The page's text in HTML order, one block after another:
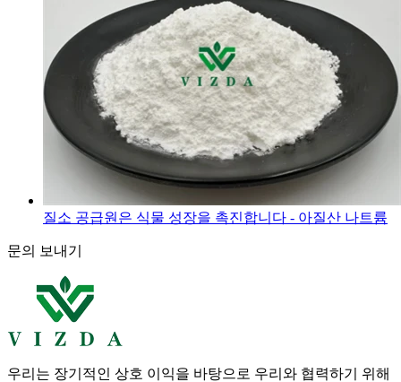
질소 공급원은 식물 성장을 촉진합니다 - 아질산 나트륨
문의 보내기
우리는 장기적인 상호 이익을 바탕으로 우리와 협력하기 위해